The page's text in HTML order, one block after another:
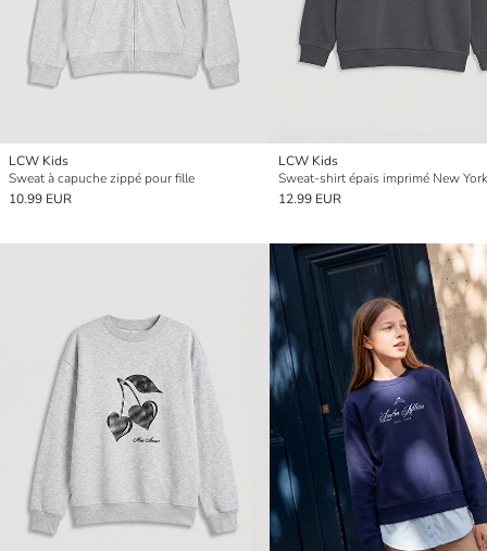
LCW Kids
Sweat à capuche zippé pour fille
10.99 EUR
LCW Kids
12.99 EUR